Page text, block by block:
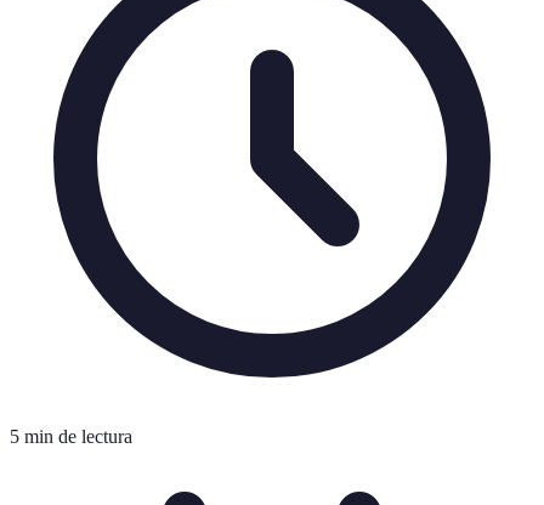
5 min de lectura